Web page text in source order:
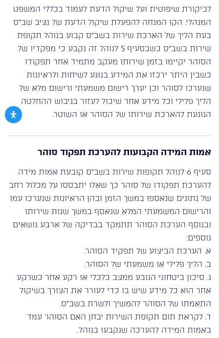
לביקורת שיפוטית ועל שיקול הדעת לעמוד בכללי המשפט
המנהלי. הקו המנחה להפעלת שיקול הדעת של נציב שב”ס
בעת הליך של הארכת שירות בשב”ס קבוע בנוהל תקופת
שירות בשב”ס כשבסעיף 5 לנוהל זה נקבע כי מפקדיו של
הסוהר יקיימו בזמן שירותו מעקב מתמיד אחר תפקודו
כשבין היתר ירכזו את המידע בנוגע לשיחות ולראיונות
שנערכו לסוהר וכן יערך רישום משמעתי ורישום מלא של
הליך פלילי וכל מידע אחר שיכול לעזור בגיבוש ההחלטה
הנוגעת להארכת שירותו של הסוהר או השוטר.
אמות המידה הקבועות להערכת תפקוד סוהר
סעיף 6 לנוהל תקופות שירות בשב”ס קובעת אמות מידה
להערכת תפקודו של סוהר כך שאלו יתבססו על מכלול רחב
של נתונים שנאספו במשך הזמן ובהן הראיונות שנערכו עמו
והרישום המשמעתי המלא שנאסף במשך שנות שירותו
ובנוסף הערכת הסוהר תתמקד בבדיקה של ארבע נושאים
נוספים:
א. הערכת הביצוע של תפקיד הסוהר.
ב. הליך פלילי או משמעתי של הסוהר.
ג. סיכון ביטחוני הנובע ממצב כלכלי או רקע אחר כשרקע
אחר הוא כל מידע שיש בו כדי לעורר את הצורך בשיקול
התאמתו של הסוהר להמשיך ולשרת בשב”ס.
ד. לקראת תום תקופת השירות יבחן האם הסוהר עמד
באמות המידה להערכה שנקבעו בנוהל.